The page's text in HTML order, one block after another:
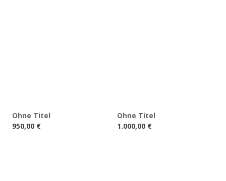
Ohne Titel
950,00 €
Ohne Titel
1.000,00 €